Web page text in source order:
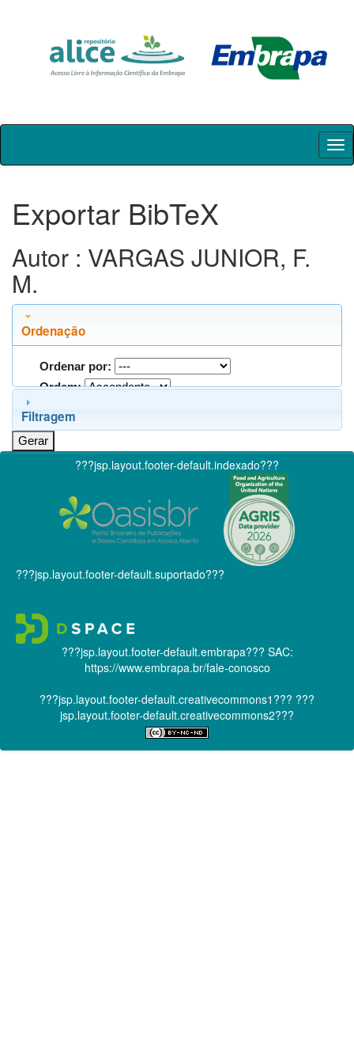
Skip
Exportar BibTeX
Autor : VARGAS JUNIOR, F.
M.
Ordenação
Ordenar por:
Ordem:
Filtragem
???jsp.layout.footer-default.indexado???
???jsp.layout.footer-default.suportado???
???jsp.layout.footer-default.embrapa??? SAC:
https://www.embrapa.br/fale-conosco
???jsp.layout.footer-default.creativecommons1??? ???
jsp.layout.footer-default.creativecommons2???